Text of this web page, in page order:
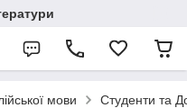
мови Студенти та